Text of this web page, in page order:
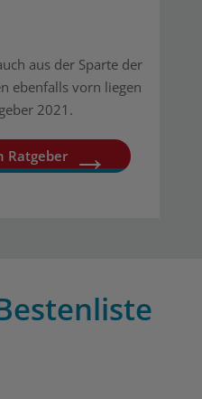
aus der Sparte der
ebenfalls vorn liegen
2021.
Ratgeber